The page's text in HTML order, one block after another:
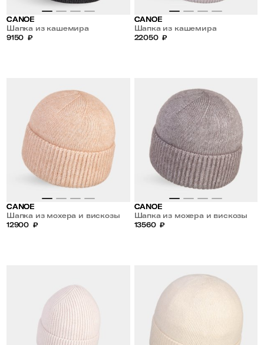
CANOE
Шапка из кашемира
9150 ₽
CANOE
Шапка из кашемира
22050 ₽
CANOE
Шапка из мохера и вискозы
12900 ₽
CANOE
Шапка из мохера и вискозы
13560 ₽